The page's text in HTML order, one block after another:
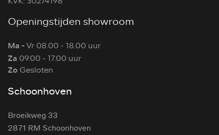
Openingstijden showroom
Ma -Vr 08.00 - 18.00 uur
Za 09.00 - 17.00 uur
Zo Gesloten
Schoonhoven
Broeikweg 33
2871 RM Schoonhoven